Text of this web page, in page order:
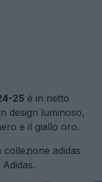
25 è in netto
design luminoso,
e il giallo oro.
adidas